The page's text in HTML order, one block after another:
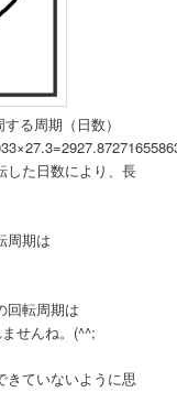
る周期（日数）
した日数により、長
周期は
回転周期は
せんね。(^^;
きていないように思